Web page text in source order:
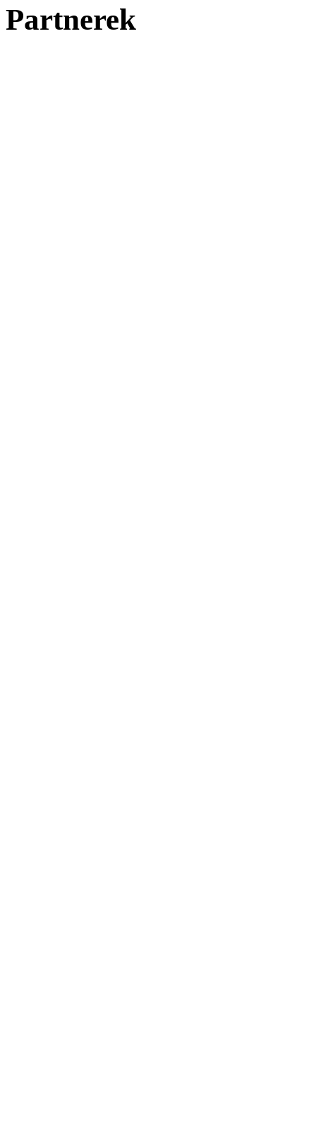
Partnerek